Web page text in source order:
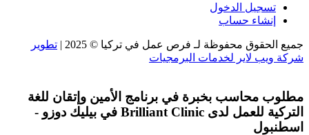
تسجيل الدخول
إنشاء حساب
جميع الحقوق محفوظة لـ فرص عمل في تركيا © 2025 |
تطوير
شركة ويب لاير لخدمات البرمجيات
مطلوب محاسب بخبرة في برنامج الأمين وإتقان للغة
التركية للعمل لدى Brilliant Clinic في بيليك دوزو -
اسطنبول